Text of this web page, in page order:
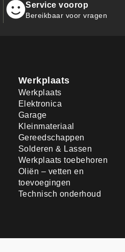
Service voorop
Bereikbaar voor vragen
Werkplaats
Werkplaats
Elektronica
Garage
Kleinmateriaal
Gereedschappen
Solderen & Lassen
Werkplaats toebehoren
Oliën – vetten en
toevoegingen
Technisch onderhoud